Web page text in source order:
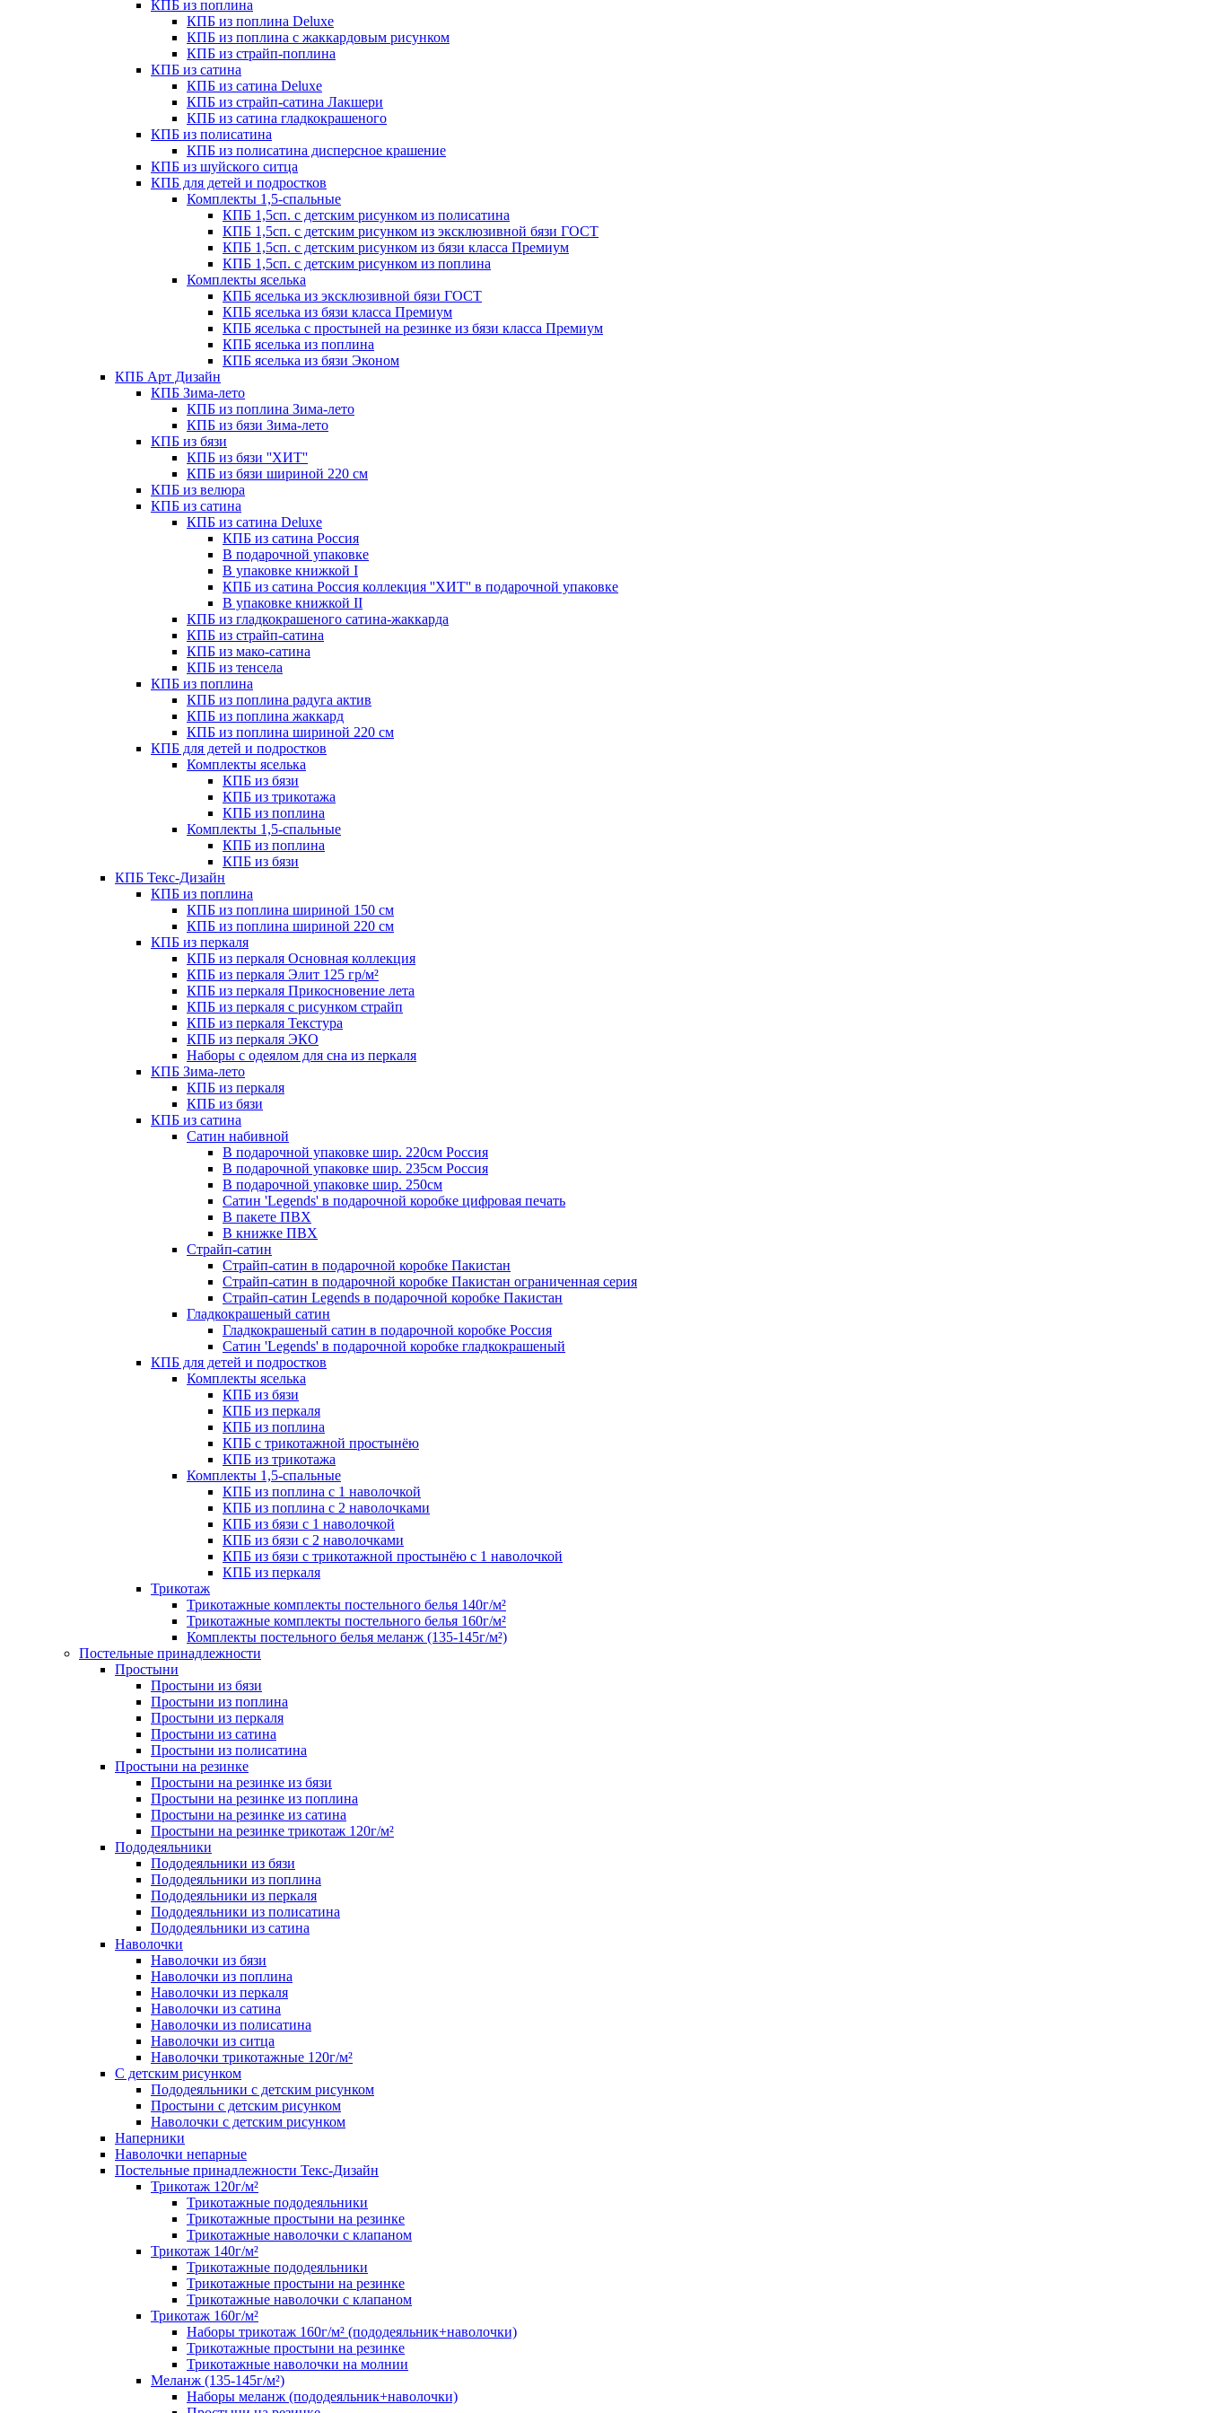
КПБ из поплина
КПБ из поплина Deluxe
КПБ из поплина с жаккардовым рисунком
КПБ из страйп-поплина
КПБ из сатина
КПБ из сатина Deluxe
КПБ из страйп-сатина Лакшери
КПБ из сатина гладкокрашеного
КПБ из полисатина
КПБ из полисатина дисперсное крашение
КПБ из шуйского ситца
КПБ для детей и подростков
Комплекты 1,5-спальные
КПБ 1,5сп. с детским рисунком из полисатина
КПБ 1,5сп. с детским рисунком из эксклюзивной бязи ГОСТ
КПБ 1,5сп. с детским рисунком из бязи класса Премиум
КПБ 1,5сп. с детским рисунком из поплина
Комплекты яселька
КПБ яселька из эксклюзивной бязи ГОСТ
КПБ яселька из бязи класса Премиум
КПБ яселька с простыней на резинке из бязи класса Премиум
КПБ яселька из поплина
КПБ яселька из бязи Эконом
КПБ Арт Дизайн
КПБ Зима-лето
КПБ из поплина Зима-лето
КПБ из бязи Зима-лето
КПБ из бязи
КПБ из бязи ''ХИТ''
КПБ из бязи шириной 220 см
КПБ из велюра
КПБ из сатина
КПБ из сатина Deluxe
КПБ из сатина Россия
В подарочной упаковке
В упаковке книжкой I
КПБ из сатина Россия коллекция ''ХИТ'' в подарочной упаковке
В упаковке книжкой II
КПБ из гладкокрашеного сатина-жаккарда
КПБ из страйп-сатина
КПБ из мако-сатина
КПБ из тенсела
КПБ из поплина
КПБ из поплина радуга актив
КПБ из поплина жаккард
КПБ из поплина шириной 220 см
КПБ для детей и подростков
Комплекты яселька
КПБ из бязи
КПБ из трикотажа
КПБ из поплина
Комплекты 1,5-спальные
КПБ из поплина
КПБ из бязи
КПБ Текс-Дизайн
КПБ из поплина
КПБ из поплина шириной 150 см
КПБ из поплина шириной 220 см
КПБ из перкаля
КПБ из перкаля Основная коллекция
КПБ из перкаля Элит 125 гр/м²
КПБ из перкаля Прикосновение лета
КПБ из перкаля с рисунком страйп
КПБ из перкаля Текстура
КПБ из перкаля ЭКО
Наборы с одеялом для сна из перкаля
КПБ Зима-лето
КПБ из перкаля
КПБ из бязи
КПБ из сатина
Сатин набивной
В подарочной упаковке шир. 220см Россия
В подарочной упаковке шир. 235см Россия
В подарочной упаковке шир. 250см
Сатин 'Legends' в подарочной коробке цифровая печать
В пакете ПВХ
В книжке ПВХ
Страйп-сатин
Страйп-сатин в подарочной коробке Пакистан
Страйп-сатин в подарочной коробке Пакистан ограниченная серия
Страйп-сатин Legends в подарочной коробке Пакистан
Гладкокрашеный сатин
Гладкокрашеный сатин в подарочной коробке Россия
Сатин 'Legends' в подарочной коробке гладкокрашеный
КПБ для детей и подростков
Комплекты яселька
КПБ из бязи
КПБ из перкаля
КПБ из поплина
КПБ с трикотажной простынёю
КПБ из трикотажа
Комплекты 1,5-спальные
КПБ из поплина с 1 наволочкой
КПБ из поплина с 2 наволочками
КПБ из бязи с 1 наволочкой
КПБ из бязи с 2 наволочками
КПБ из бязи с трикотажной простынёю с 1 наволочкой
КПБ из перкаля
Трикотаж
Трикотажные комплекты постельного белья 140г/м²
Трикотажные комплекты постельного белья 160г/м²
Комплекты постельного белья меланж (135-145г/м²)
Постельные принадлежности
Простыни
Простыни из бязи
Простыни из поплина
Простыни из перкаля
Простыни из сатина
Простыни из полисатина
Простыни на резинке
Простыни на резинке из бязи
Простыни на резинке из поплина
Простыни на резинке из сатина
Простыни на резинке трикотаж 120г/м²
Пододеяльники
Пододеяльники из бязи
Пододеяльники из поплина
Пододеяльники из перкаля
Пододеяльники из полисатина
Пододеяльники из сатина
Наволочки
Наволочки из бязи
Наволочки из поплина
Наволочки из перкаля
Наволочки из сатина
Наволочки из полисатина
Наволочки из ситца
Наволочки трикотажные 120г/м²
C детским рисунком
Пододеяльники с детским рисунком
Простыни с детским рисунком
Наволочки с детским рисунком
Наперники
Наволочки непарные
Постельные принадлежности Текс-Дизайн
Трикотаж 120г/м²
Трикотажные пододеяльники
Трикотажные простыни на резинке
Трикотажные наволочки с клапаном
Трикотаж 140г/м²
Трикотажные пододеяльники
Трикотажные простыни на резинке
Трикотажные наволочки с клапаном
Трикотаж 160г/м²
Наборы трикотаж 160г/м² (пододеяльник+наволочки)
Трикотажные простыни на резинке
Трикотажные наволочки на молнии
Меланж (135-145г/м²)
Наборы меланж (пододеяльник+наволочки)